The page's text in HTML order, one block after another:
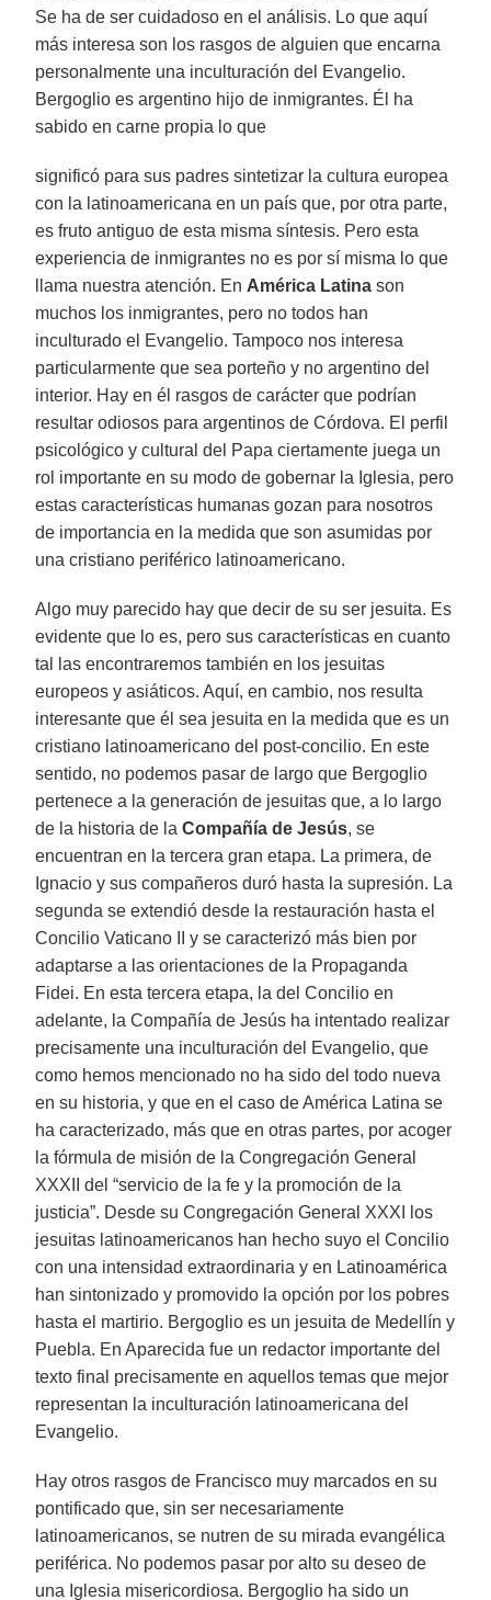
Se ha de ser cuidadoso en el análisis. Lo que aquí
más interesa son los rasgos de alguien que encarna
personalmente una inculturación del Evangelio.
Bergoglio es argentino hijo de inmigrantes. Él ha
sabido en carne propia lo que
significó para sus padres sintetizar la cultura europea
con la latinoamericana en un país que, por otra parte,
es fruto antiguo de esta misma síntesis. Pero esta
experiencia de inmigrantes no es por sí misma lo que
llama nuestra atención. En América Latina son
muchos los inmigrantes, pero no todos han
inculturado el Evangelio. Tampoco nos interesa
particularmente que sea porteño y no argentino del
interior. Hay en él rasgos de carácter que podrían
resultar odiosos para argentinos de Córdova. El perfil
psicológico y cultural del Papa ciertamente juega un
rol importante en su modo de gobernar la Iglesia, pero
estas características humanas gozan para nosotros
de importancia en la medida que son asumidas por
una cristiano periférico latinoamericano.
Algo muy parecido hay que decir de su ser jesuita. Es
evidente que lo es, pero sus características en cuanto
tal las encontraremos también en los jesuitas
europeos y asiáticos. Aquí, en cambio, nos resulta
interesante que él sea jesuita en la medida que es un
cristiano latinoamericano del post-concilio. En este
sentido, no podemos pasar de largo que Bergoglio
pertenece a la generación de jesuitas que, a lo largo
de la historia de laCompañía de Jesús, se
encuentran en la tercera gran etapa. La primera, de
Ignacio y sus compañeros duró hasta la supresión. La
segunda se extendió desde la restauración hasta el
Concilio Vaticano II y se caracterizó más bien por
adaptarse a las orientaciones de la Propaganda
Fidei. En esta tercera etapa, la del Concilio en
adelante, la Compañía de Jesús ha intentado realizar
precisamente una inculturación del Evangelio, que
como hemos mencionado no ha sido del todo nueva
en su historia, y que en el caso de América Latina se
ha caracterizado, más que en otras partes, por acoger
la fórmula de misión de la Congregación General
XXXII del “servicio de la fe y la promoción de la
justicia”. Desde su Congregación General XXXI los
jesuitas latinoamericanos han hecho suyo el Concilio
con una intensidad extraordinaria y en Latinoamérica
han sintonizado y promovido la opción por los pobres
hasta el martirio. Bergoglio es un jesuita de Medellín y
Puebla. En Aparecida fue un redactor importante del
texto final precisamente en aquellos temas que mejor
representan la inculturación latinoamericana del
Evangelio.
Hay otros rasgos de Francisco muy marcados en su
pontificado que, sin ser necesariamente
latinoamericanos, se nutren de su mirada evangélica
periférica. No podemos pasar por alto su deseo de
una Iglesia misericordiosa. Bergoglio ha sido un